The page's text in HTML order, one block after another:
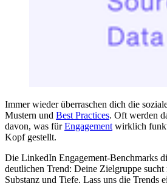
Immer wieder überraschen dich die
Mustern und Best Practices. Oft werden
davon, was fürEngagementwirklich
Kopf gestellt.
Die LinkedIn Engagement-Benchmarks
deutlichen Trend: Deine Zielgruppe sucht
Substanz und Tiefe. Lass uns die Trends